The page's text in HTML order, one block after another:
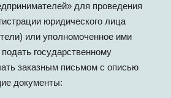
для проведения
юридического лица
или уполномоченное ими
государственному
заказным письмом с описью
документы: